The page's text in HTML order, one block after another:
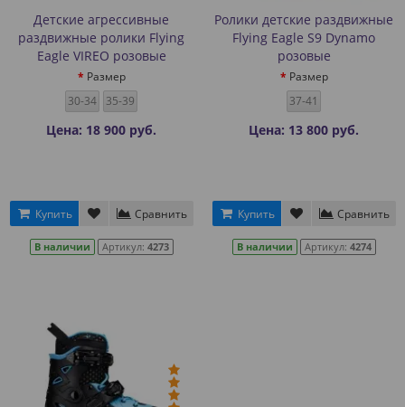
Детские агрессивные
раздвижные ролики Flying
Eagle VIREO розовые
Размер
30-34
35-39
Цена: 18 900 руб.
Купить Сравнить
В наличии Артикул: 4273
Ролики детские раздвижные
Flying Eagle S9 Dynamo
розовые
Размер
37-41
Цена: 13 800 руб.
Купить Сравнить
В наличии Артикул: 4274